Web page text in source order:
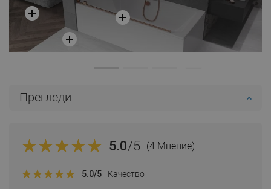
Прегледи
5.0/5 (4 Мнение)
5.0/5 Качество